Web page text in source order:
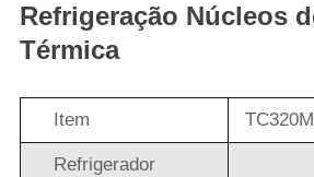
Refrigeração Núcleos
Térmica
Item
Refrigerador